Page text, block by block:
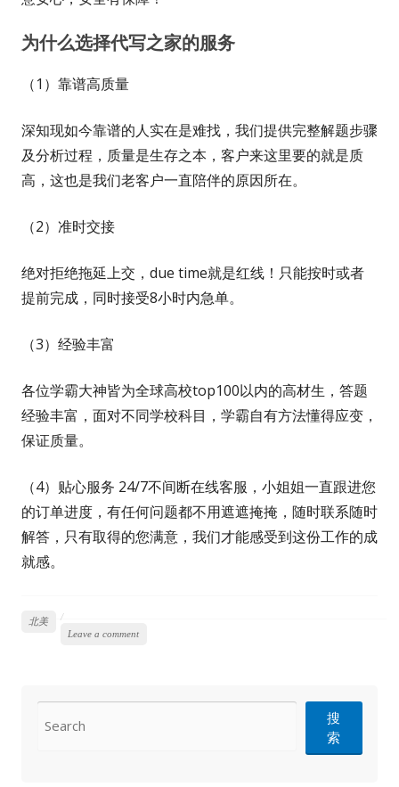
为什么选择代写之家的服务
（1）靠谱高质量
深知现如今靠谱的人实在是难找，我们提供完整解题步骤
及分析过程，质量是生存之本，客户来这里要的就是质
高，这也是我们老客户一直陪伴的原因所在。
（2）准时交接
绝对拒绝拖延上交，due time就是红线！只能按时或者
提前完成，同时接受8小时内急单。
（3）经验丰富
各位学霸大神皆为全球高校top100以内的高材生，答题
经验丰富，面对不同学校科目，学霸自有方法懂得应变，
保证质量。
（4）贴心服务 24/7不间断在线客服，小姐姐一直跟进您
的订单进度，有任何问题都不用遮遮掩掩，随时联系随时
解答，只有取得的您满意，我们才能感受到这份工作的成
就感。
北美
Leave a comment
搜
索